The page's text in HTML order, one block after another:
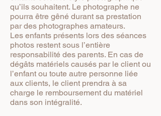
qu’ils souhaitent. Le photographe ne
pourra être gêné durant sa prestation
par des photographes amateurs.
Les enfants présents lors des séances
photos restent sous l’entière
responsabilité des parents. En cas de
dégâts matériels causés par le client ou
l’enfant ou toute autre personne liée
aux clients, le client prendra à sa
charge le remboursement du matériel
dans son intégralité.